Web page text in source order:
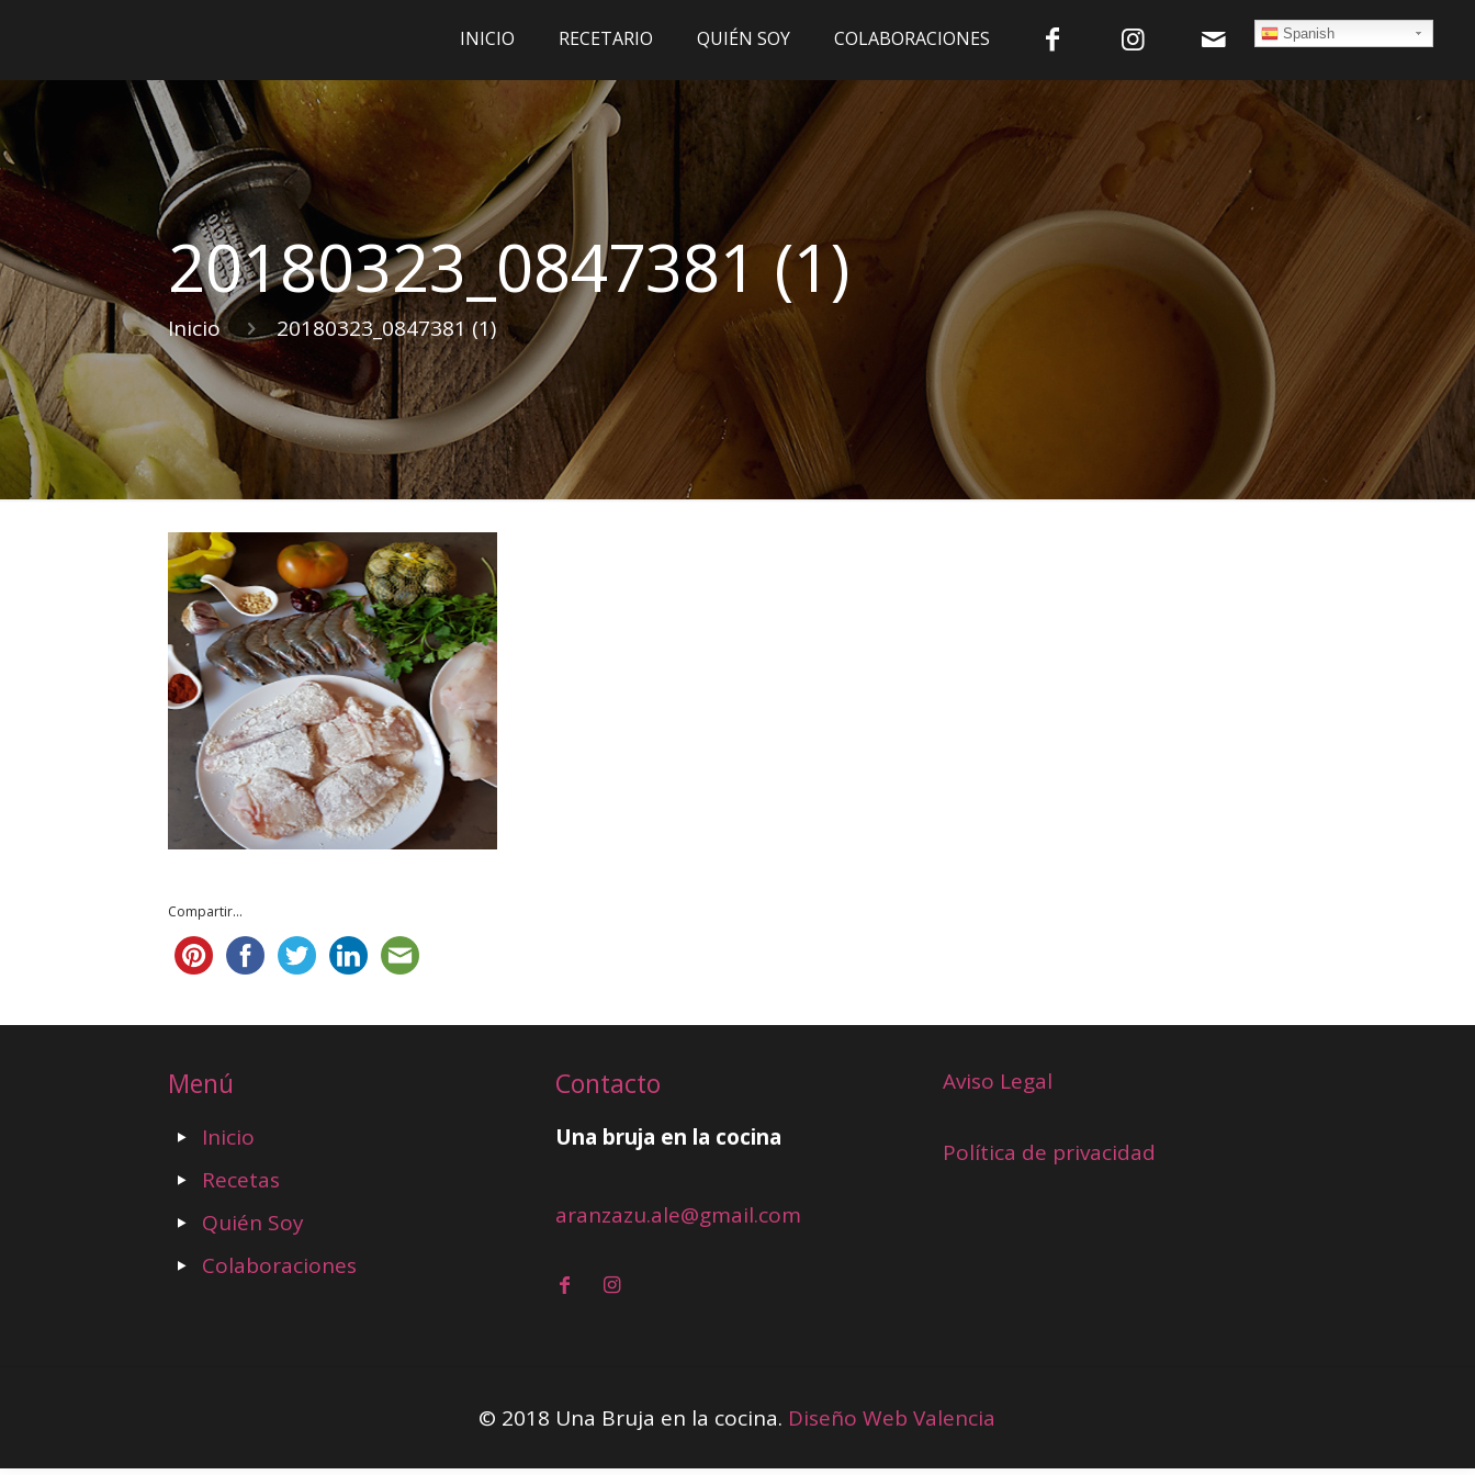
INICIO RECETARIO QUIÉN SOY COLABORACIONES Spanish
20180323_0847381 (1)
Inicio 20180323_0847381 (1)
Compartir...
Menú
Inicio
Recetas
Quién Soy
Colaboraciones
Contacto
Una bruja en la cocina
aranzazu.ale@gmail.com
Aviso Legal
Política de privacidad
© 2018 Una Bruja en la cocina. Diseño Web Valencia